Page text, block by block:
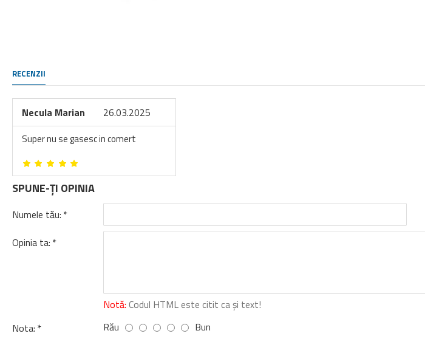
RECENZII
Necula Marian 26.03.2025
Super nu se gasesc in comert
SPUNE-ŢI OPINIA
Numele tău:
Opinia ta:
Notă: Codul HTML este citit ca şi text!
Nota:
Rău Bun